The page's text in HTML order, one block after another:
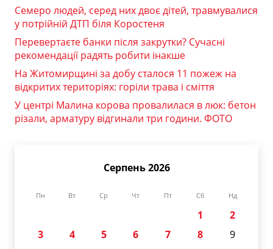
Семеро людей, серед них двоє дітей, травмувалися
у потрійній ДТП біля Коростеня
Перевертаєте банки після закрутки? Сучасні
рекомендації радять робити інакше
На Житомирщині за добу сталося 11 пожеж на
відкритих територіях: горіли трава і сміття
У центрі Малина корова провалилася в люк: бетон
різали, арматуру відгинали три години. ФОТО
Серпень 2026
Пн Вт Ср Чт Пт Сб Нд
1
2
3
4 5 6 7 8
9